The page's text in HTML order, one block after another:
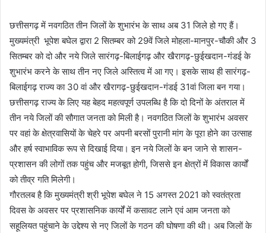
छत्तीसगढ़ में नवगठित तीन जिलों के शुभारंभ के साथ अब 31 जिले हो गए हैं।
मुख्यमंत्री भूपेश बघेल द्वारा 2 सितम्बर को 29वें जिले मोहला-मानपुर-चौकी और 3
सितम्बर को दो और नये जिले सारंगढ़-बिलाईगढ़ और खैरागढ़-छुईखदान-गंडई के
शुभारंभ करने के साथ तीन नए जिले अस्तित्व में आ गए। इसके साथ ही सारंगढ़-
बिलाईगढ़ राज्य का 30 वां और खैरागढ़-छुईखदान-गंडई 31वां जिला बन गया।
छत्तीसगढ़ राज्य के लिए यह बेहद महत्वपूर्ण उपलब्धि है कि दो दिनों के अंतराल में
तीन नये जिलों की सौगात जनता को मिली है। नवगठित जिलों के शुभारंभ अवसर
पर वहां के क्षेत्रवासियों के चेहरे पर अपनी बरसों पुरानी मांग के पूरा होने का उत्साह
और हर्ष स्वाभाविक रूप से दिखाई दिया। इन नये जिलों के बन जाने से शासन-
प्रशासन की लोगों तक पहुंच और मजबूत होगी, जिससे इन क्षेत्रों में विकास कार्यों
को तीव्र गति मिलेगी।
गौरतलब है कि मुख्यमंत्री श्री भूपेश बघेल ने 15 अगस्त 2021 को स्वतंत्रता
दिवस के अवसर पर प्रशासनिक कार्यों में कसावट लाने एवं आम जनता को
सहूलियत पहुंचाने के उद्देश्य से नए जिलों के गठन की घोषणा की थी। अब जिलों के